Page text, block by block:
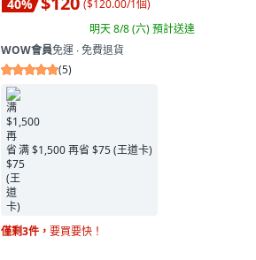
40% ($120.00/1個)
明天 8/8 (六)預計送達
WOW會員免運 ∙ 免費退貨
(5)
满 $1,500 再省 $75 (王道卡)
僅剩3件， 要買要快！